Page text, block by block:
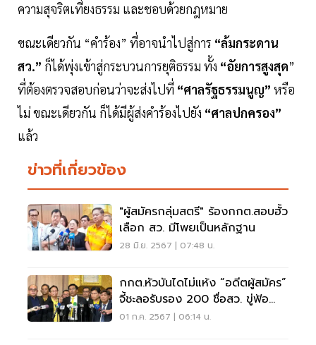
ความสุจริตเที่ยงธรรม และชอบด้วยกฎหมาย
ขณะเดียวกัน “คำร้อง” ที่อาจนำไปสู่การ “ล้มกระดาน
สว.” ก็ได้พุ่งเข้าสู่กระบวนการยุติธรรม ทั้ง “อัยการสูงสุด”
ที่ต้องตรวจสอบก่อนว่าจะส่งไปที่ “ศาลรัฐธรรมนูญ” หรือ
ไม่ ขณะเดียวกัน ก็ได้มีผู้ส่งคำร้องไปยัง “ศาลปกครอง”
แล้ว
ข่าวที่เกี่ยวข้อง
"ผู้สมัครกลุ่มสตรี" ร้องกกต.สอบฮั้ว
เลือก สว. มีโพยเป็นหลักฐาน
28 มิ.ย. 2567 | 07:48 น.
กกต.หัวบันไดไม่แห้ง “อดีตผู้สมัคร”
จี้ชะลอรับรอง 200 ชื่อสว. ขู่ฟ้อ
งม.157
01 ก.ค. 2567 | 06:14 น.